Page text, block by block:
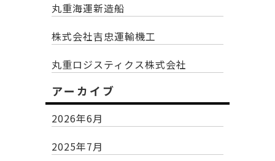
丸重海運新造船
株式会社吉忠運輸機工
丸重ロジスティクス株式会社
アーカイブ
2026年6月
2025年7月